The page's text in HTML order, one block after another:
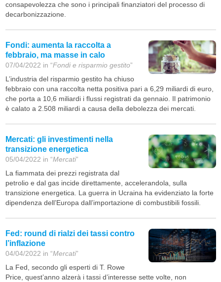
consapevolezza che sono i principali finanziatori del processo di
decarbonizzazione.
Fondi: aumenta la raccolta a
febbraio, ma masse in calo
07/04/2022 in “Fondi e risparmio gestito”
L’industria del risparmio gestito ha chiuso
febbraio con una raccolta netta positiva pari a 6,29 miliardi di euro,
che porta a 10,6 miliardi i flussi registrati da gennaio. Il patrimonio
è calato a 2.508 miliardi a causa della debolezza dei mercati.
Mercati: gli investimenti nella
transizione energetica
05/04/2022 in “Mercati”
La fiammata dei prezzi registrata dal
petrolio e dal gas incide direttamente, accelerandola, sulla
transizione energetica. La guerra in Ucraina ha evidenziato la forte
dipendenza dell’Europa dall’importazione di combustibili fossili.
Fed: round di rialzi dei tassi contro
l’inflazione
04/04/2022 in “Mercati”
La Fed, secondo gli esperti di T. Rowe
Price, quest’anno alzerà i tassi d’interesse sette volte, non